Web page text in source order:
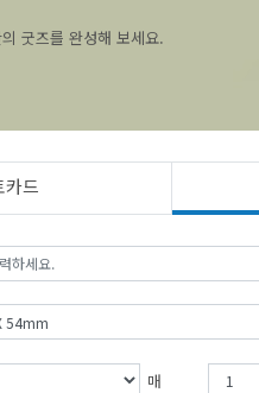
굿즈를 완성해 보세요.
카드
매